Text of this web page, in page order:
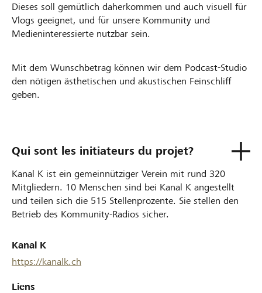
Dieses soll gemütlich daherkommen und auch visuell für
Vlogs geeignet, und für unsere Kommunity und
Medieninteressierte nutzbar sein.
Mit dem Wunschbetrag können wir dem Podcast-Studio
den nötigen ästhetischen und akustischen Feinschliff
geben.
Qui sont les initiateurs du projet?
Kanal K ist ein gemeinnütziger Verein mit rund 320
Mitgliedern. 10 Menschen sind bei Kanal K angestellt
und teilen sich die 515 Stellenprozente. Sie stellen den
Betrieb des Kommunity-Radios sicher.
Kanal K
https://kanalk.ch
Liens